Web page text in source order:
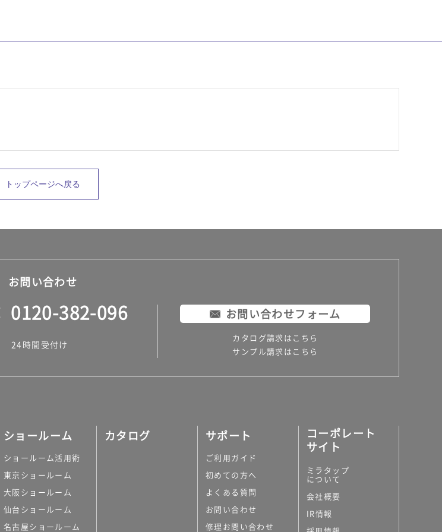
トップページへ戻る
お問い合わせ
0120-382-096
24時間受付け
お問い合わせフォーム
カタログ請求はこちら
サンプル請求はこちら
ショールーム
ショールーム活用術
東京ショールーム
大阪ショールーム
仙台ショールーム
名古屋ショールーム
カタログ サポート
ご利用ガイド
初めての方へ
よくある質問
お問い合わせ
修理お問い合わせ
コーポレート
サイト
ミラタップ
について
会社概要
IR情報